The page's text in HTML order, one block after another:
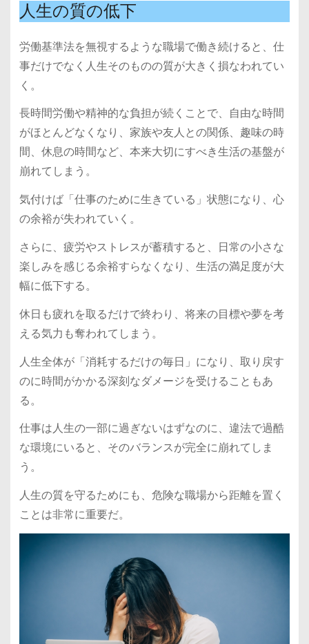
人生の質の低下
労働基準法を無視するような職場で働き続けると、仕
事だけでなく人生そのものの質が大きく損なわれてい
く。
長時間労働や精神的な負担が続くことで、自由な時間
がほとんどなくなり、家族や友人との関係、趣味の時
間、休息の時間など、本来大切にすべき生活の基盤が
崩れてしまう。
気付けば「仕事のために生きている」状態になり、心
の余裕が失われていく。
さらに、疲労やストレスが蓄積すると、日常の小さな
楽しみを感じる余裕すらなくなり、生活の満足度が大
幅に低下する。
休日も疲れを取るだけで終わり、将来の目標や夢を考
える気力も奪われてしまう。
人生全体が「消耗するだけの毎日」になり、取り戻す
のに時間がかかる深刻なダメージを受けることもあ
る。
仕事は人生の一部に過ぎないはずなのに、違法で過酷
な環境にいると、そのバランスが完全に崩れてしま
う。
人生の質を守るためにも、危険な職場から距離を置く
ことは非常に重要だ。